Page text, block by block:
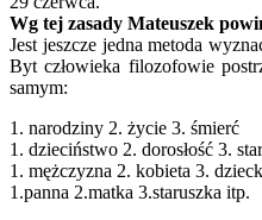
Wg tej zasady Mateuszek
Jest jeszcze jedna metoda
Byt człowieka filozofowie
samym:
1. narodziny 2. życie 3. śmierć
1. dzieciństwo 2. dorosłość 3.
1. mężczyzna 2. kobieta 3.
1.panna 2.matka 3.staruszka itp.